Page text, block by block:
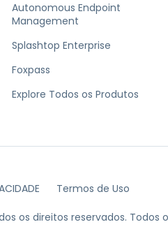
Autonomous Endpoint
Management
Splashtop Enterprise
Foxpass
Explore Todos os Produtos
Termos de Uso
os direitos reservados. Todos